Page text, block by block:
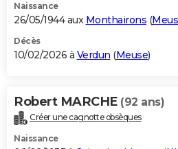
Naissance
26/05/1944 aux Monthairons (
Décès
10/02/2026 à Verdun (Meuse)
Robert MARCHE (92 ans)
Créer une cagnotte obsèques
Naissance